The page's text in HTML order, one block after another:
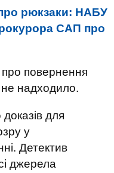
рюкзаки: НАБУ
САП про
про повернення
не надходило.
для
у
Детектив
джерела